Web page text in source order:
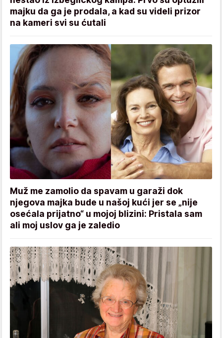
majku da ga je prodala, a kad su videli prizor
na kameri svi su ćutali
Muž me zamolio da spavam u garaži dok
njegova majka bude u našoj kući jer se „nije
osećala prijatno“ u mojoj blizini: Pristala sam
ali moj uslov ga je zaledio